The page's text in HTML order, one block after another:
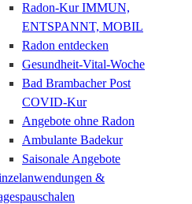
Radon-Kur IMMUN,
ENTSPANNT, MOBIL
Radon entdecken
Gesundheit-Vital-Woche
Bad Brambacher Post
COVID-Kur
Angebote ohne Radon
Ambulante Badekur
Saisonale Angebote
&